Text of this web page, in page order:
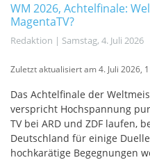
WM 2026, Achtelfinale:
MagentaTV?
Redaktion | Samstag, 4. Juli 2026
Zuletzt aktualisiert am 4. Juli 2026,
Das Achtelfinale der
verspricht Hochspannung
TV bei ARD und ZDF laufen,
Deutschland für einige
hochkarätige Begegnungen